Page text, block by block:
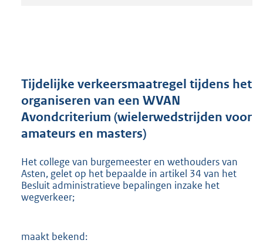
r
o
t
2
5
0
Tijdelijke verkeersmaatregel tijdens het
organiseren van een WVAN
Avondcriterium (wielerwedstrijden voor
amateurs en masters)
Het college van burgemeester en wethouders van
Asten, gelet op het bepaalde in artikel 34 van het
Besluit administratieve bepalingen inzake het
wegverkeer;
maakt bekend: